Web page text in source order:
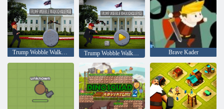
Trump Wobble Walk Herausforderung Trump Wobble Walk Herausforderung Brave Kader